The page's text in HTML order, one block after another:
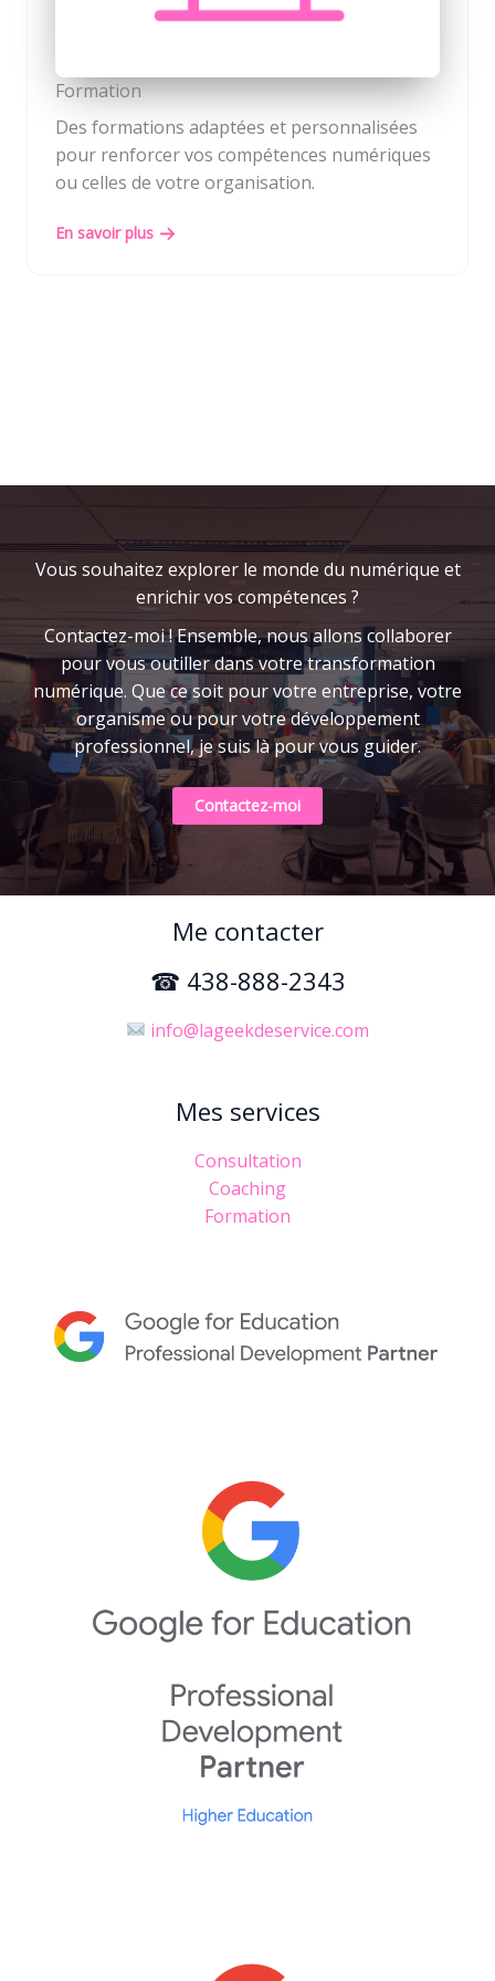
Formation
Des formations adaptées et personnalisées
pour renforcer vos compétences numériques
ou celles de votre organisation.
En savoir plus
Vous souhaitez explorer le monde du numérique et
enrichir vos compétences ?
Contactez-moi ! Ensemble, nous allons collaborer
pour vous outiller dans votre transformation
numérique. Que ce soit pour votre entreprise, votre
organisme ou pour votre développement
professionnel, je suis là pour vous guider.
Contactez-moi
Me contacter
☎ 438-888-2343
info@lageekdeservice.com
Mes services
Consultation
Coaching
Formation